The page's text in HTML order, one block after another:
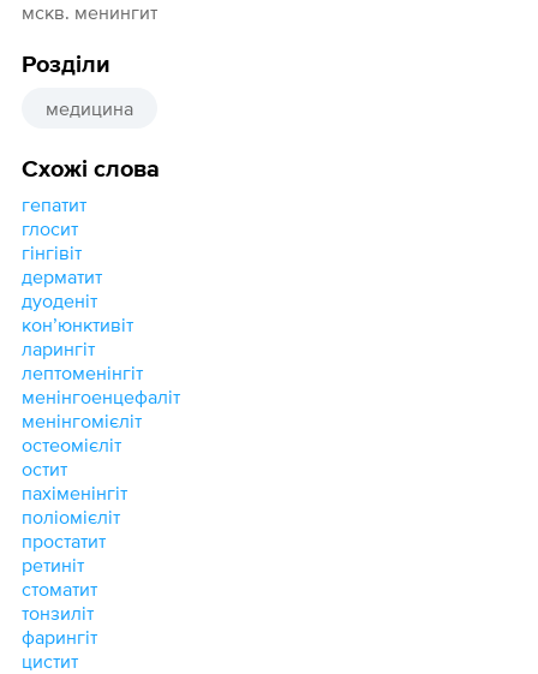
мскв. менингит
Розділи
медицина
Схожі слова
гепатит
глосит
гінгівіт
дерматит
дуоденіт
конʼюнктивіт
ларингіт
лептоменінгіт
менінгоенцефаліт
менінгомієліт
остеомієліт
остит
пахіменінгіт
поліомієліт
простатит
ретиніт
стоматит
тонзиліт
фарингіт
цистит